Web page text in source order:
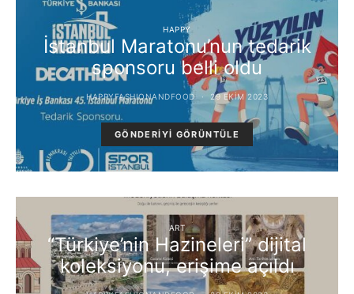
HAPPY
İstanbul Maratonu’nun tedarik
sponsoru belli oldu
HAPPYFASHIONANDFOOD 29 EKIM 2023
GÖNDERIYI GÖRÜNTÜLE
ART
“Türkiye’nin Hazineleri” dijital
koleksiyonu, erişime açıldı